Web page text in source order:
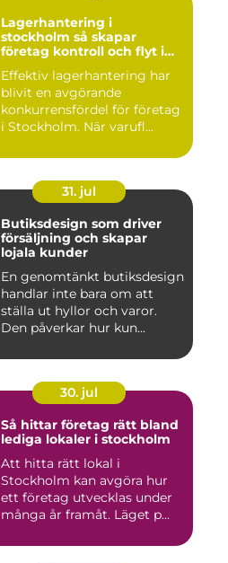
Lagerhantering i
stockholm så skapar
företag kontroll och flyt i
Effektiv lagerhantering har
blivit en avgörande
konkurrensfördel för företag
i Stockholm. När varufl...
31. jul
Butiksdesign som driver
försäljning och skapar
lojala kunder
En genomtänkt butiksdesign
handlar inte bara om att
ställa ut hyllor och varor.
Den påverkar hur kun...
30. jul
Så hittar företag rätt bland
lediga lokaler i stockholm
Att hitta rätt lokal i
Stockholm kan avgöra hur
ett företag utvecklas under
många år framåt. Läget p...